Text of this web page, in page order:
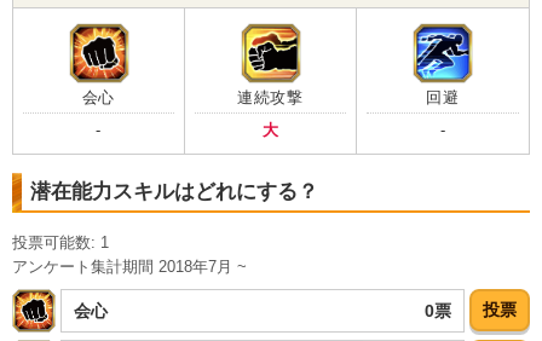
会心
-
連続攻撃
大
回避
-
潜在能力スキルはどれにする？
投票可能数: 1
アンケート集計期間 2018年7月 ~
会心 0票 投票